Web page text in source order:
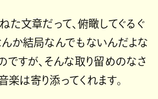
た文章だって、俯瞰してぐるぐ
んか結局なんでもないんだよな
ですが、そんな取り留めのなさ
は寄り添ってくれます。